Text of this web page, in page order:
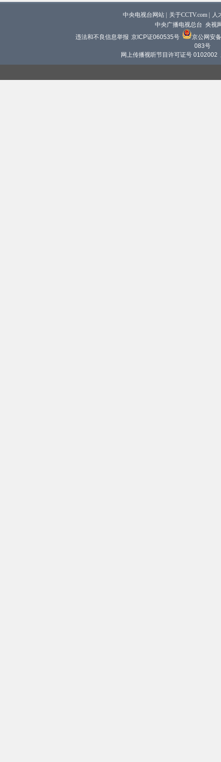
中央电视台网站 关于CCTV.com
人
中央广播电视总台 央视
违法和不良信息举报 京ICP证060535号
京公网安
083号
网上传播视听节目许可证号